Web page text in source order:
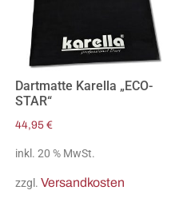
Dartmatte Karella „ECO-
STAR“
44,95 €
inkl. 20 % MwSt.
zzgl. Versandkosten